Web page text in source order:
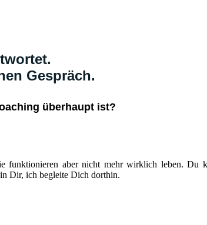
Gespräch.
überhaupt ist?
funktionieren aber nicht mehr wirklich leben. Du
Dir, ich begleite Dich dorthin.